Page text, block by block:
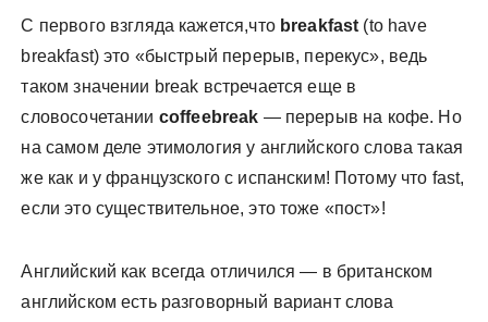
С первого взгляда кажется,чтоbreakfast (to have
breakfast) это «быстрый перерыв, перекус», ведь
таком значении break встречается еще в
словосочетании coffeebreak — перерыв на кофе. Но
на самом деле этимология у английского слова такая
же как и у французского с испанским! Потому что fast,
если это существительное, это тоже «пост»!
Английский как всегда отличился — в британском
английском есть разговорный вариант слова